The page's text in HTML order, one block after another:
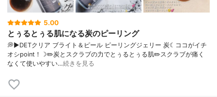
5.00
とぅるとぅる肌になる炭のピーリング
💭▶️DETクリア ブライト＆ピール ピーリングジェリー 炭☾ココがイチ
オシpoint！☽✏️炭とスクラブの力でとぅるとぅる肌✏️スクラブが痛く
なくて使いやすい…続きを見る